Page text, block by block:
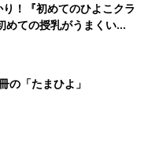
！『初めてのひよこクラ
めての授乳がうまくい
と夏のトラブル 解決テ
の「たまひよ」